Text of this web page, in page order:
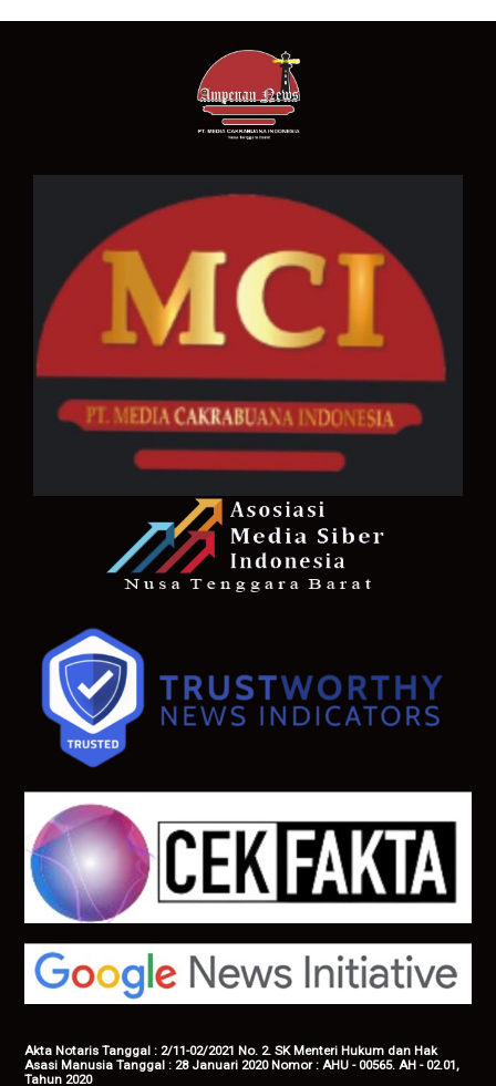
Akta Notaris Tanggal : 2/11-02/2021 No. 2. SK Menteri Hukum dan Hak
Asasi Manusia Tanggal : 28 Januari 2020 Nomor : AHU - 00565. AH - 02.01,
Tahun 2020